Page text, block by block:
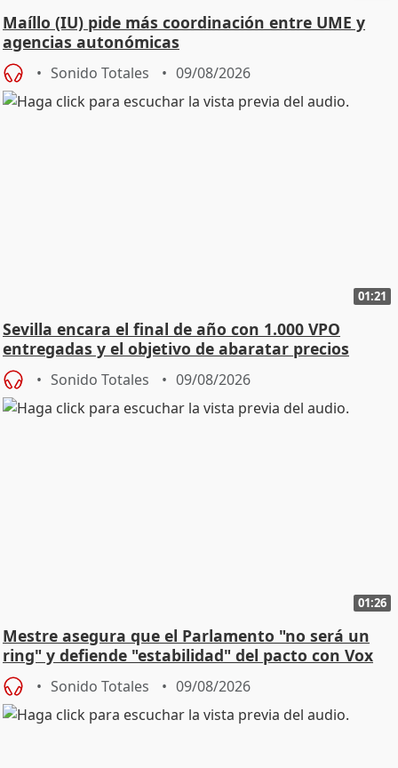
Maíllo (IU) pide más coordinación entre UME y
agencias autonómicas
Sonido Totales 09/08/2026
01:21
Sevilla encara el final de año con 1.000 VPO
entregadas y el objetivo de abaratar precios
Sonido Totales 09/08/2026
01:26
Mestre asegura que el Parlamento "no será un
ring" y defiende "estabilidad" del pacto con Vox
Sonido Totales 09/08/2026